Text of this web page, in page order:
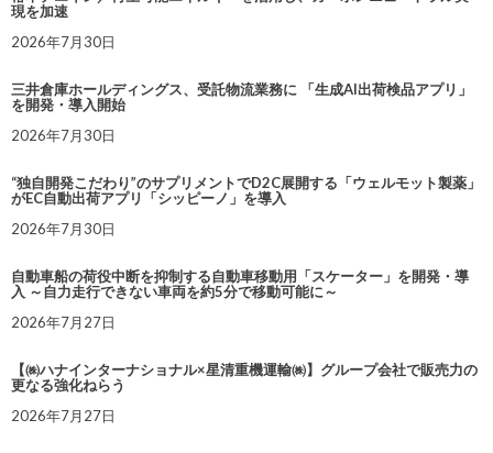
現を加速
2026年7月30日
三井倉庫ホールディングス、受託物流業務に 「生成AI出荷検品アプリ」
を開発・導入開始
2026年7月30日
“独自開発こだわり”のサプリメントでD2C展開する「ウェルモット製薬」
がEC自動出荷アプリ「シッピーノ」を導入
2026年7月30日
自動車船の荷役中断を抑制する自動車移動用「スケーター」を開発・導
入 ～自力走行できない車両を約5分で移動可能に～
2026年7月27日
【㈱ハナインターナショナル×星清重機運輸㈱】グループ会社で販売力の
更なる強化ねらう
2026年7月27日